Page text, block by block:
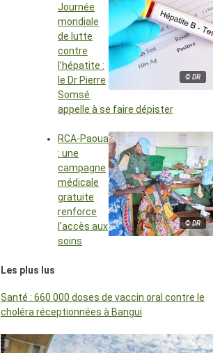
© DR
Journée
mondiale
de lutte
contre
l’hépatite :
le Dr Pierre
Somsé
appelle à se faire dépister
© DR
RCA-Paoua
: une
campagne
médicale
gratuite
renforce
l’accès aux
soins
Les plus lus
Santé : 660 000 doses de vaccin oral contre le
choléra réceptionnées à Bangui